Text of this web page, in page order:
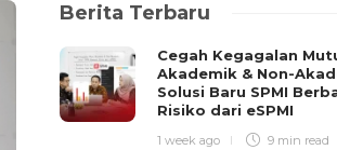
Berita Terbaru
Cegah Kegagalan
Akademik & Non-
Solusi Baru SPMI
Risiko dari eSPMI
1 week ago 9 min read